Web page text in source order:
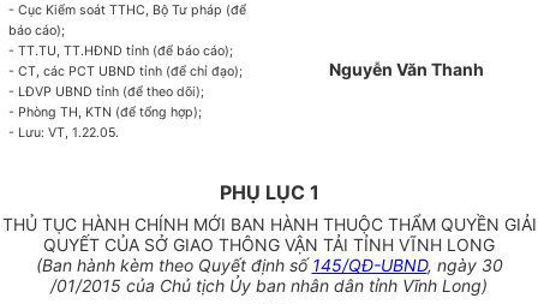
- Cục Kiểm soát TTHC, Bộ Tư pháp (để
báo cáo);
- TT.TU, TT.HĐND tỉnh (để báo cáo);
- CT, các PCT UBND tỉnh (để chỉ đạo);
- LĐVP UBND tỉnh (để theo dõi);
- Phòng TH, KTN (để tổng hợp);
- Lưu: VT, 1.22.05.
Nguyễn Văn Thanh
PHỤ LỤC 1
THỦ TỤC HÀNH CHÍNH MỚI BAN HÀNH THUỘC THẨM QUYỀN GIẢI
QUYẾT CỦA SỞ GIAO THÔNG VẬN TẢI TỈNH VĨNH LONG
(Ban hành kèm theo Quyết định số145/QĐ-UBND, ngày 30
/01/2015 của Chủ tịch Ủy ban nhân dân tỉnh Vĩnh Long)